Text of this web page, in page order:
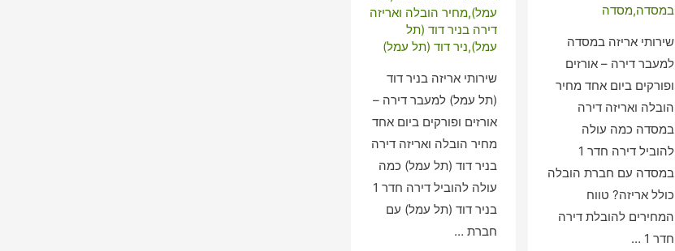
במסדה,מסדה
שירותי אריזה במסדה
למעבר דירה – אורזים
ופורקים ביום אחד מחיר
הובלה ואריזה דירה
במסדה כמה עולה
להוביל דירה חדר 1
במסדה עם חברת הובלה
כולל אריזה? טווח
המחירים להובלת דירה
חדר 1 …
עמל),מחיר הובלה ואריזה
דירה בניר דוד (תל
עמל),ניר דוד (תל עמל)
שירותי אריזה בניר דוד
(תל עמל) למעבר דירה –
אורזים ופורקים ביום אחד
מחיר הובלה ואריזה דירה
בניר דוד (תל עמל) כמה
עולה להוביל דירה חדר 1
בניר דוד (תל עמל) עם
חברת …